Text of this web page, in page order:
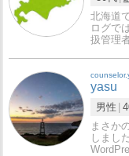
北海道
ログで
扱管理
yasu
男性
まさか
しまし